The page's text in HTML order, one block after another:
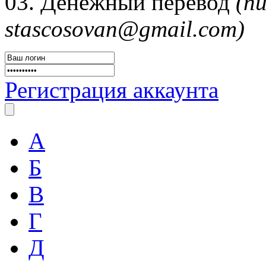
stascosovan@gmail.com)
Регистрация аккаунта
А
Б
В
Г
Д